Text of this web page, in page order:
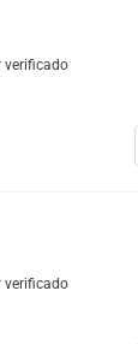
verificado
verificado